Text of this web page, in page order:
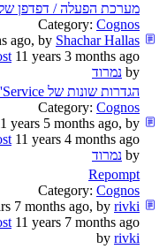
מערכת הפעלה / דפדפן
Category: Cognos
ago, by Shachar Hallas
11 years 3 months ago
by נמרוד
הגדרות שונות של Service'ים
Category: Cognos
years 5 months ago, by
11 years 4 months ago
by נמרוד
Repompt
Category: Cognos
7 months ago, by rivki
11 years 7 months ago
by rivki